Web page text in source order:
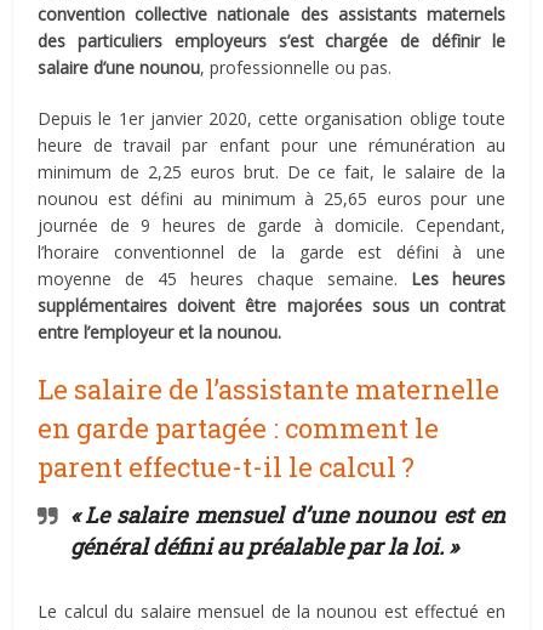
convention collective nationale des assistants maternels
des particuliers employeurss’est chargée de définir le
salaire d’une nounou, professionnelle ou pas.
Depuis le 1er janvier 2020, cette organisation oblige toute
heure de travail par enfant pour une rémunération au
minimum de 2,25 euros brut. De ce fait, le salaire de la
nounou est défini au minimum à 25,65 euros pour une
journée de 9 heures de garde à domicile. Cependant,
l’horaire conventionnel de la garde est défini à une
moyenne de 45 heures chaque semaine. Les heures
supplémentaires doivent être majorées sous un contrat
entre l’employeur et la nounou.
Le salaire de l’assistante maternelle
en garde partagée : comment le
parent effectue-t-il le calcul ?
« Le salaire mensuel d’une nounou est en
général défini au préalable par la loi. »
Le calcul du salaire mensuel de la nounou est effectué en